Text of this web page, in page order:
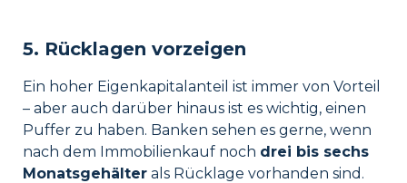
5. Rücklagen vorzeigen
Ein hoher Eigenkapitalanteil ist immer von Vorteil
– aber auch darüber hinaus ist es wichtig, einen
Puffer zu haben. Banken sehen es gerne, wenn
nach dem Immobilienkauf noch drei bis sechs
Monatsgehälter als Rücklage vorhanden sind.